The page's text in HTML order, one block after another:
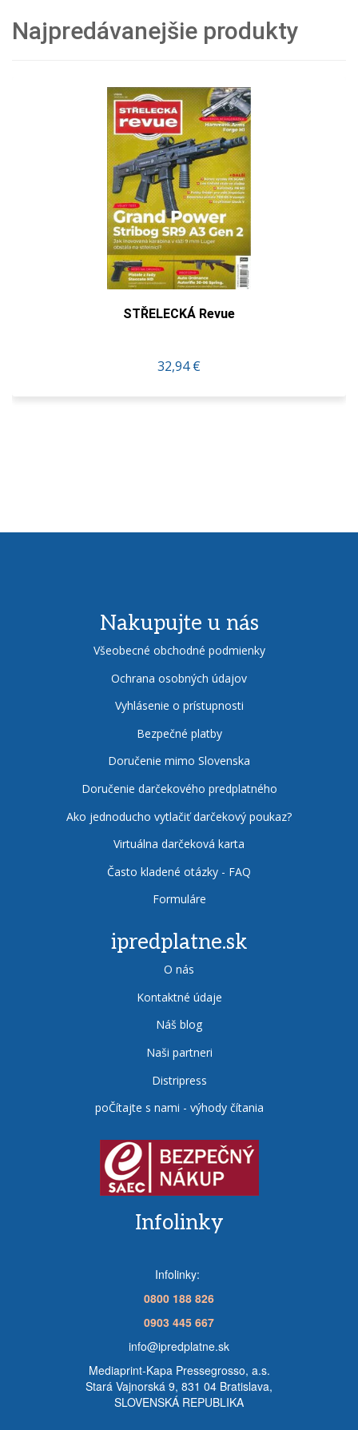
Najpredávanejšie produkty
STŘELECKÁ Revue
32,94 €
Nakupujte u nás
Všeobecné obchodné podmienky
Ochrana osobných údajov
Vyhlásenie o prístupnosti
Bezpečné platby
Doručenie mimo Slovenska
Doručenie darčekového predplatného
Ako jednoducho vytlačiť darčekový poukaz?
Virtuálna darčeková karta
Často kladené otázky - FAQ
Formuláre
ipredplatne.sk
O nás
Kontaktné údaje
Náš blog
Naši partneri
Distripress
poČítajte s nami - výhody čítania
Infolinky
Infolinky:
0800 188 826
0903 445 667
info@ipredplatne.sk
Mediaprint-Kapa Pressegrosso, a.s.
Stará Vajnorská 9, 831 04 Bratislava,
SLOVENSKÁ REPUBLIKA